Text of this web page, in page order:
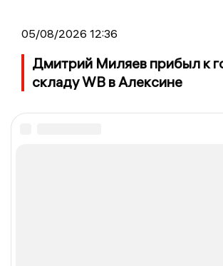
05/08/2026 12:36
Дмитрий Миляев прибыл к
складу WB в Алексине